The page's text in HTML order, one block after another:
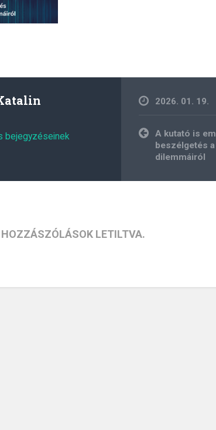
bejegyzéseinek
2026. 01. 19.
Bejegyzés
navigáció
A kutató is
beszélgetés
dilemmáiról
HOZZÁSZÓLÁSOK LETILTVA.